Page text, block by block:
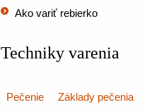
Ako variť rebierko
Techniky varenia
Pečenie Základy pečenia